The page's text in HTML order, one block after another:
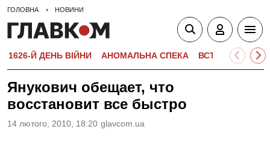
ГОЛОВНА НОВИНИ
1626-Й ДЕНЬ ВІЙНИ АНОМАЛЬНА СПЕКА ВСТУПНА
Янукович обещает, что
восстановит все быстро
14 лютого, 2010, 18:20 glavcom.ua